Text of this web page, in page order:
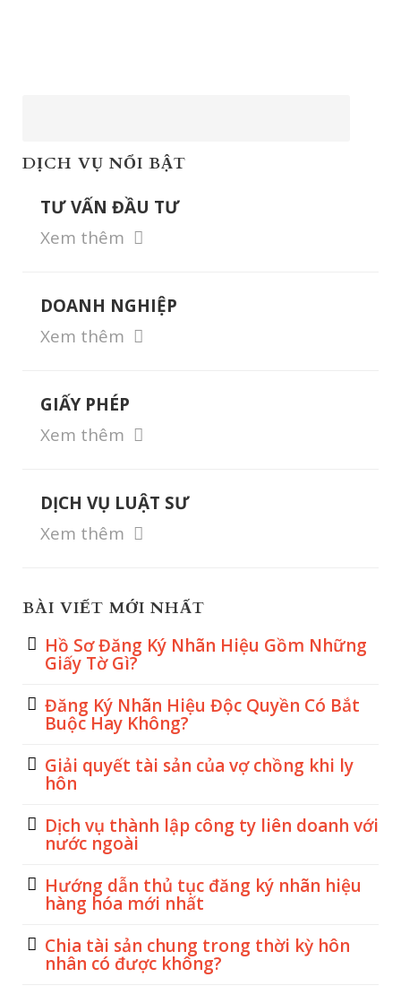
DỊCH VỤ NỔI BẬT
TƯ VẤN ĐẦU TƯ
Xem thêm
DOANH NGHIỆP
Xem thêm
GIẤY PHÉP
Xem thêm
DỊCH VỤ LUẬT SƯ
Xem thêm
BÀI VIẾT MỚI NHẤT
Hồ Sơ Đăng Ký Nhãn Hiệu Gồm Những
Giấy Tờ Gì?
Đăng Ký Nhãn Hiệu Độc Quyền Có Bắt
Buộc Hay Không?
Giải quyết tài sản của vợ chồng khi ly
hôn
Dịch vụ thành lập công ty liên doanh với
nước ngoài
Hướng dẫn thủ tục đăng ký nhãn hiệu
hàng hóa mới nhất
Chia tài sản chung trong thời kỳ hôn
nhân có được không?